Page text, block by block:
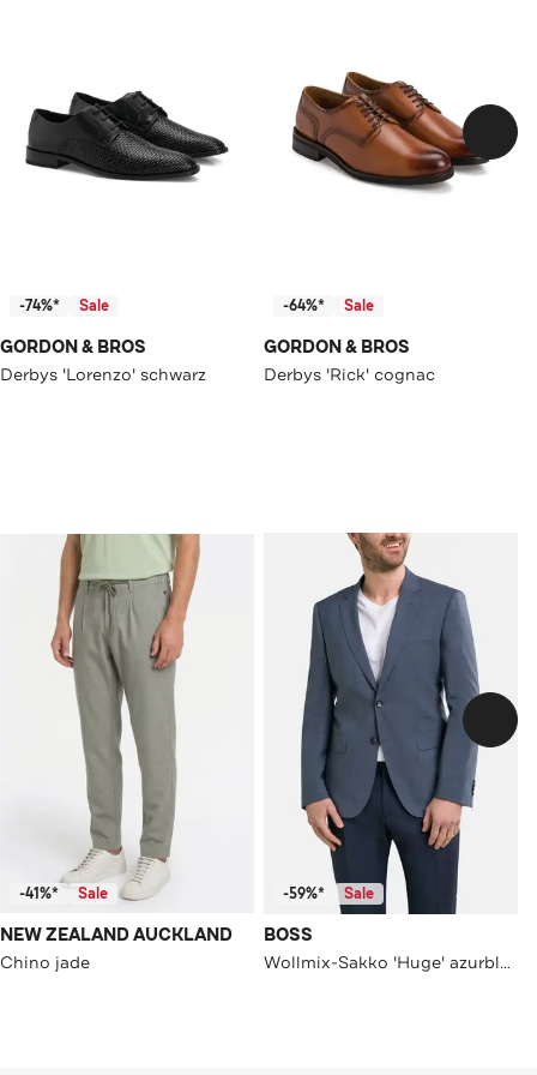
-74%* Sale
GORDON & BROS
Derbys 'Lorenzo' schwarz
-64%* Sale
GORDON & BROS
Derbys 'Rick' cognac
-41%* Sale
NEW ZEALAND AUCKLAND
Chino jade
-59%* Sale
BOSS
Wollmix-Sakko 'Huge' azurblau meliert